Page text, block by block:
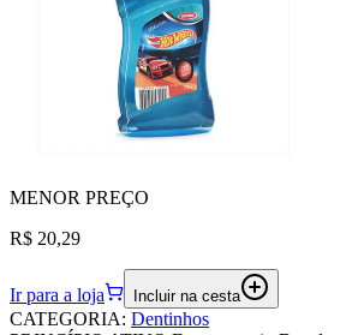
MENOR PREÇO
R$ 20,29
Ir para a loja Incluir na cesta
CATEGORIA: Dentinhos